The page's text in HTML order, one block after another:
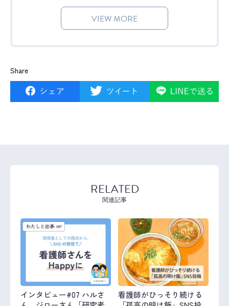
VIEW MORE
Share
RELATED
関連記事
インタビュー#07 ハルさ
看護師がひっそり続ける